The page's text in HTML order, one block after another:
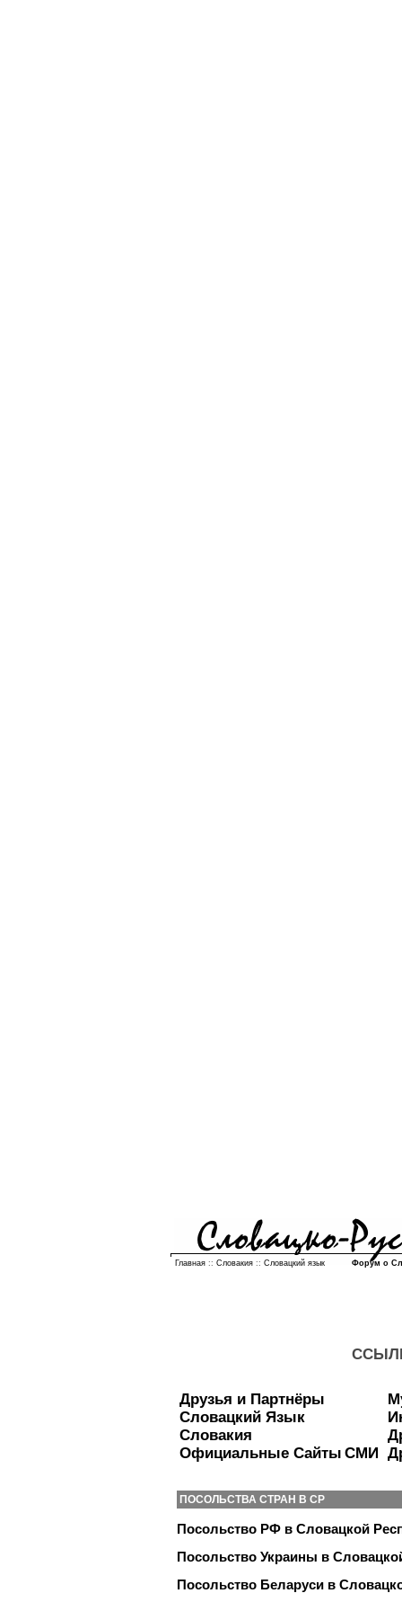
Главная :: Словакия :: Словацкий язык Форум о
Друзья и Партнёры
Словацкий Язык
Словакия
Официальные Сайты СМИ
ПОСОЛЬСТВА СТРАН В СР
Посольство РФ в Словацкой
Посольство Украины в
Посольство Беларуси в